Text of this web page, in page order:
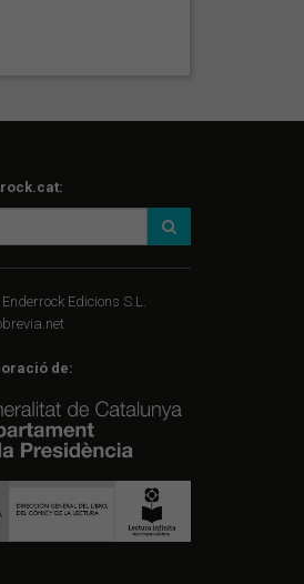
Edicions S.L.
de: